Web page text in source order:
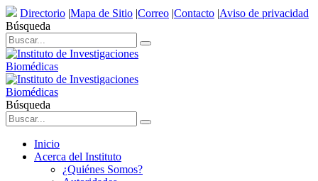
Directorio |Mapa de Sitio |Correo |Contacto |Aviso de privacidad
Búsqueda
Búsqueda
Inicio
Acerca del Instituto
¿Quiénes Somos?